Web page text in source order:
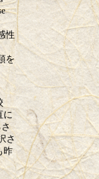
性
を
に
さ
昨